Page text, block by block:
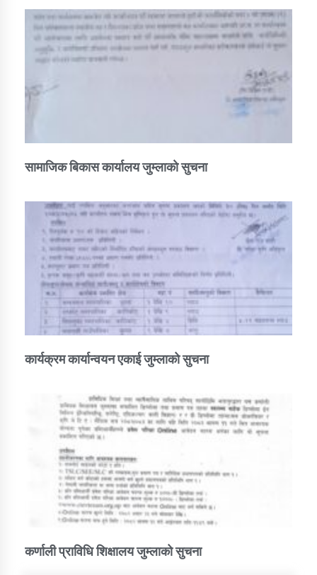
सामाजिक बिकास कार्यालय जुम्लाकाे सुचना
कार्यक्रम कार्यान्वयन एकाई जुम्लाको सुचना
कर्णाली प्राविधि शिक्षालय जुम्लाको सुचना